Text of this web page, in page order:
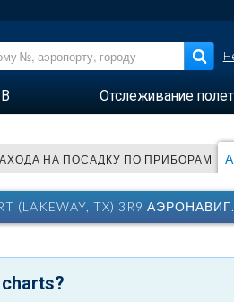
Отслеживание
НА ПОСАДКУ ПО ПРИБОРАМ
(LAKEWAY, TX) 3R9